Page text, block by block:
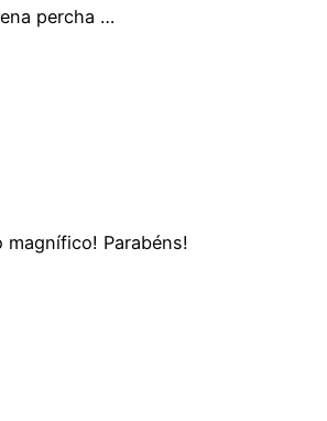
percha …
magnífico! Parabéns!